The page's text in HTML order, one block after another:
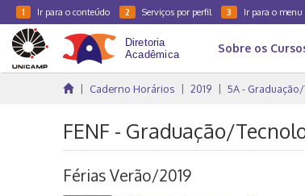
1 Ir para o conteúdo 2 Serviços por perfil 3 Ir para o menu
Sobre os
Caderno Horários 2019 5A -
FENF - Graduação/
Férias Verão/2019